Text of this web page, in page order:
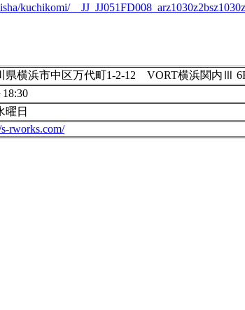
kuchikomi/
県横浜市中区万代町1-2-12 VORT横浜関内Ⅲ
曜日
rworks.com/